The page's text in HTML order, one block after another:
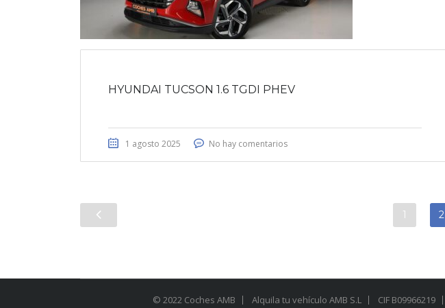
HYUNDAI TUCSON 1.6 TGDI PHEV
1 agosto 2025 No hay comentarios
1 2
© 2022 Coches AMB Alquila tu vehículo AMB S.L CIF B09966219